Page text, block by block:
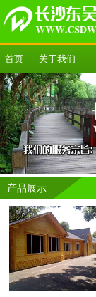
首页 关于我们
产品展示